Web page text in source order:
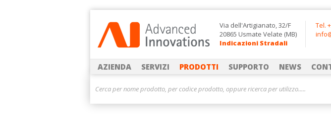
Via dell'Artigianato, 32/F
20865 Usmate Velate (MB)
Indicazioni Stradali
Tel.
AZIENDA SERVIZI PRODOTTI SUPPORTO NEWS